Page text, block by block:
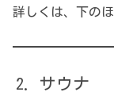
詳しくは、下のほ
サウナ